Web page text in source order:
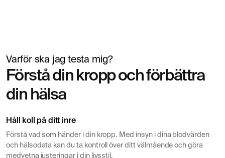
Simon Mäntylä
Lämnar blodprov inför hälsokontroll
Varför ska jag testa mig?
Förstå din kropp och förbättra
din hälsa
Håll koll på ditt inre
Förstå vad som händer i din kropp. Med insyn i dina blodvärden
och hälsodata kan du ta kontroll över ditt välmående och göra
medvetna justeringar i din livsstil.